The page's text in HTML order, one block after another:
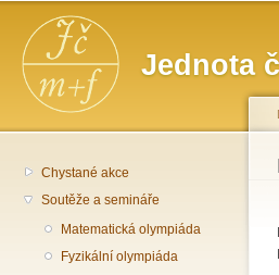
Jednota
Hlavní menu
Chystané akce
Soutěže a semináře
Matematická olympiáda
Fyzikální olympiáda